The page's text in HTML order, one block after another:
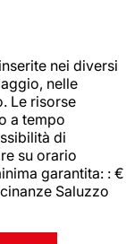
nei diversi
nelle
Le risorse
a tempo
di
su orario
garantita: : €
Saluzzo